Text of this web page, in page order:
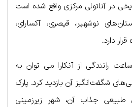
در آناتولی مرکزی واقع شده است
نوشهیر، قیصری، آکسارای،
دارد.
به طور متوسط با ۴ ساعت رانندگی از آنکارا می توان به
شگفت‌انگیز آن بازدید کرد. پارک
جذاب آن، شهر زیرزمینی